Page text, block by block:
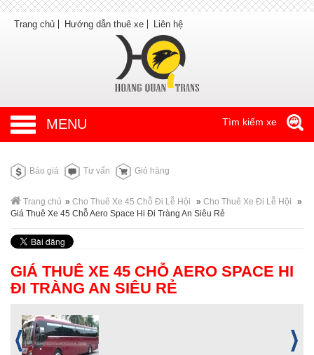
Trang chủ Hướng dẫn thuê xe Liên hệ
MENU Tìm kiếm xe
Báo giá Tư vấn Giỏ hàng
Trang chủ » Cho Thuê Xe 45 Chỗ Đi Lễ Hội » Cho Thuê Xe Đi Lễ Hội
»
Giá Thuê Xe 45 Chỗ Aero Space Hi Đi Tràng An Siêu Rẻ
GIÁ THUÊ XE 45 CHỖ AERO SPACE HI
ĐI TRÀNG AN SIÊU RẺ